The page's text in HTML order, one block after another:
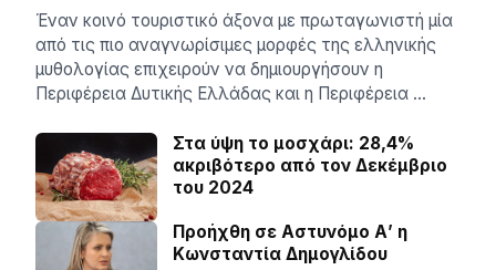
Έναν κοινό τουριστικό άξονα με πρωταγωνιστή μία
από τις πιο αναγνωρίσιμες μορφές της ελληνικής
μυθολογίας επιχειρούν να δημιουργήσουν η
Περιφέρεια Δυτικής Ελλάδας και η Περιφέρεια …
Στα ύψη το μοσχάρι: 28,4%
ακριβότερο από τον Δεκέμβριο
του 2024
Προήχθη σε Αστυνόμο Α’ η
Κωνσταντία Δημογλίδου